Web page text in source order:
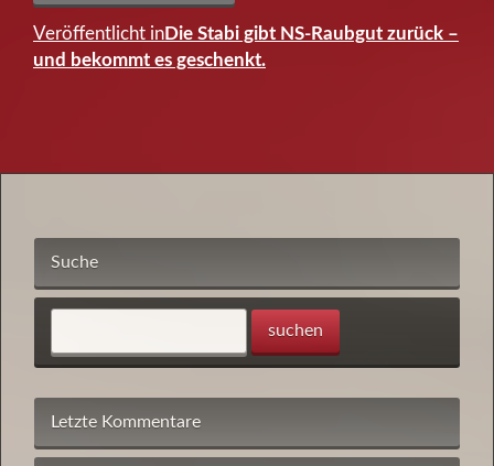
Beitragsnavigation
Veröffentlicht inDie Stabi gibt NS-Raubgut zurück –
und bekommt es geschenkt.
Suche
Letzte Kommentare